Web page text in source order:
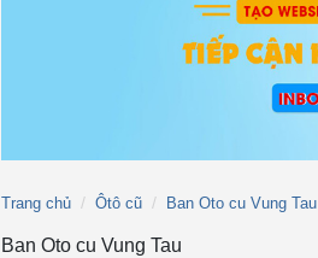
Trang chủ Ôtô cũ Ban Oto cu Vung Tau
Ban Oto cu Vung Tau